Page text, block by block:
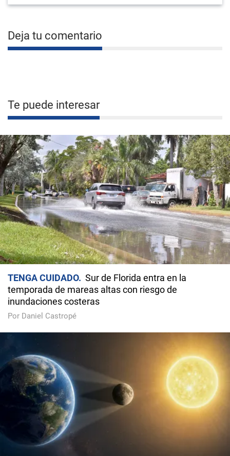
Deja tu comentario
Te puede interesar
TENGA CUIDADO
Sur de Florida entra en la
temporada de mareas altas con riesgo de
inundaciones costeras
Por Daniel Castropé